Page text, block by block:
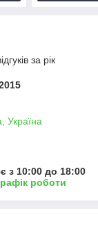
за рік
Україна
з 10:00 до 18:00
роботи